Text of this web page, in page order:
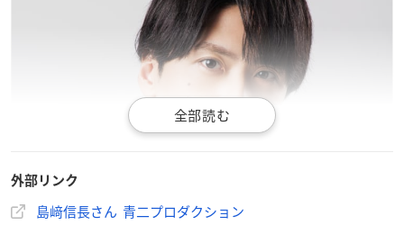
外部リンク
島﨑信長さん 青二プロダクション